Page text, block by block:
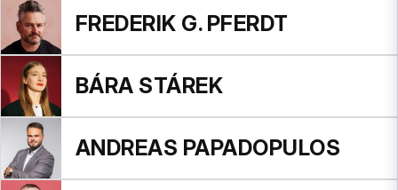
FREDERIK G. PFERDT
BÁRA STÁREK
ANDREAS PAPADOPULOS